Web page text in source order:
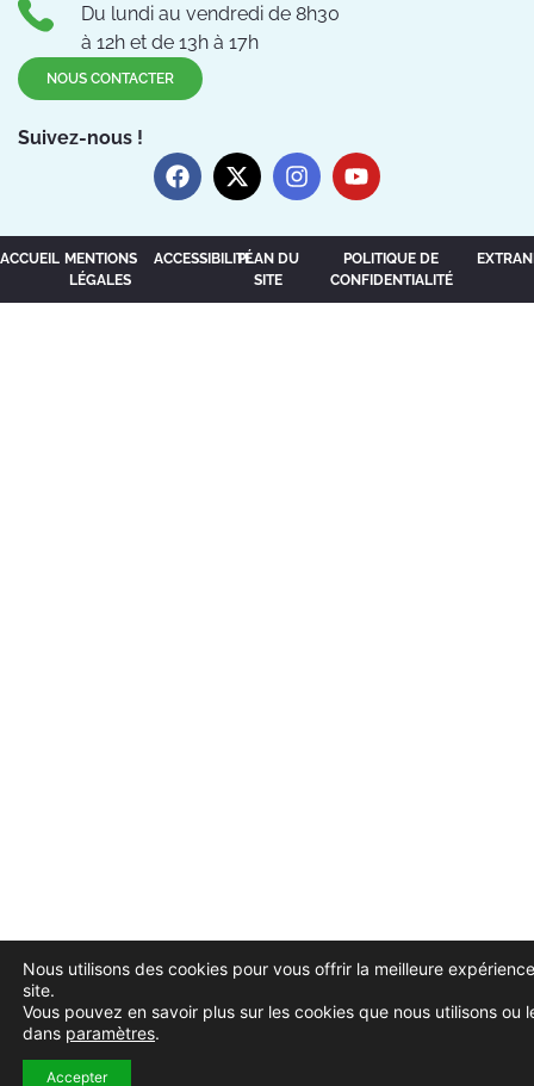
Du lundi au vendredi de 8h30
à 12h et de 13h à 17h
NOUS CONTACTER
Suivez-nous !
ACCUEIL MENTIONS
LÉGALES
ACCESSIBILITÉPLAN DU
SITE
POLITIQUE DE
CONFIDENTIALITÉ
Nous utilisons des cookies pour vous offrir la meilleure
site.
Vous pouvez en savoir plus sur les cookies que nous utilisons ou
dans paramètres.
Accepter